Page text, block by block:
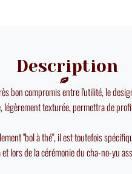
Description
bon compromis entre l'utilité, le
légèrement texturée, permettra de
"bol à thé", il est toutefois
lors de la cérémonie du cha-no-yu